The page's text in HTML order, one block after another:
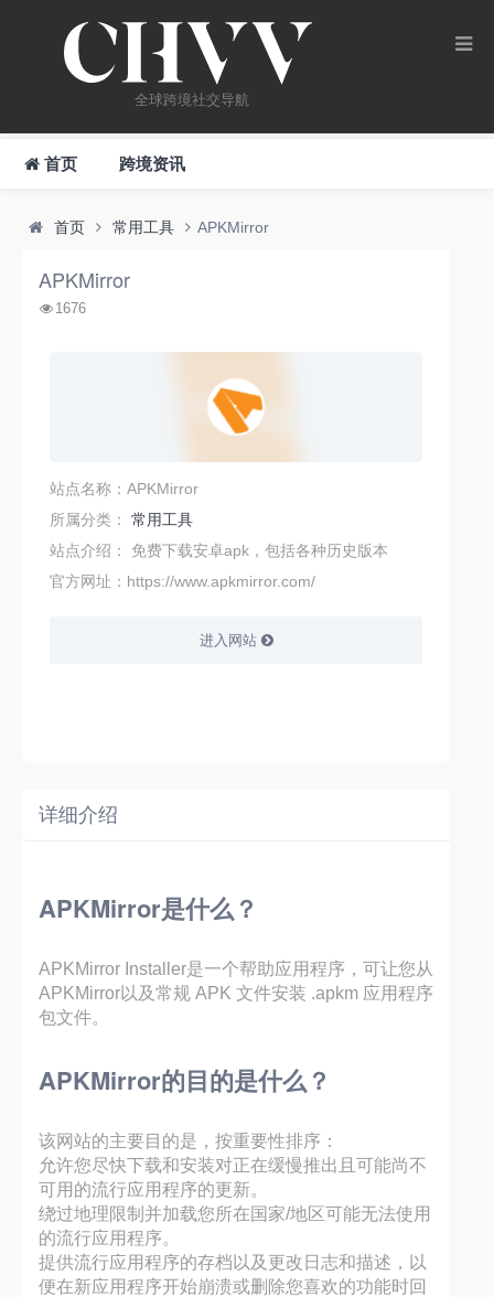
全球跨境社交导航
首页 跨境资讯
首页 常用工具 APKMirror
APKMirror
1676
站点名称：APKMirror
所属分类： 常用工具
站点介绍： 免费下载安卓apk，包括各种历史版本
官方网址：https://www.apkmirror.com/
进入网站
详细介绍
APKMirror是什么？
APKMirror Installer是一个帮助应用程序，可让您从
APKMirror以及常规 APK 文件安装 .apkm 应用程序
包文件。
APKMirror的目的是什么？
该网站的主要目的是，按重要性排序：
允许您尽快下载和安装对正在缓慢推出且可能尚不
可用的流行应用程序的更新。
绕过地理限制并加载您所在国家/地区可能无法使用
的流行应用程序。
提供流行应用程序的存档以及更改日志和描述，以
便在新应用程序开始崩溃或删除您喜欢的功能时回